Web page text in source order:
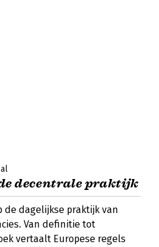
decentrale praktijk
de dagelijkse praktijk van
Van definitie tot
vertaalt Europese regels